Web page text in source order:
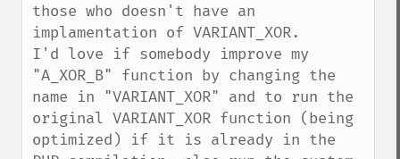
those who doesn't have an
implamentation of VARIANT_XOR.
I'd love if somebody improve my
"A_XOR_B" function by changing the
name in "VARIANT_XOR" and to run the
original VARIANT_XOR function (being
optimized) if it is already in the